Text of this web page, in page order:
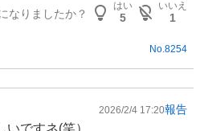
なりましたか？
はい
5
いいえ
1
No. 8254
2026/2/4 17:20報告
ですネ(笑）